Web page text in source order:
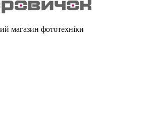
магазин фототехніки